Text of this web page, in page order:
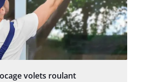
volets roulant